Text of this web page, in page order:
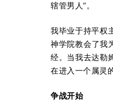
辖管男人”。
我毕业于持平权
神学院教会了我
经。当我去达勒
在进入一个属灵
争战开始